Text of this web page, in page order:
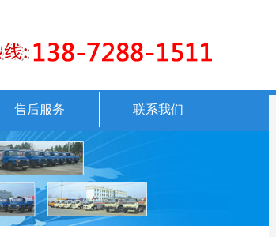
售后服务 联系我们